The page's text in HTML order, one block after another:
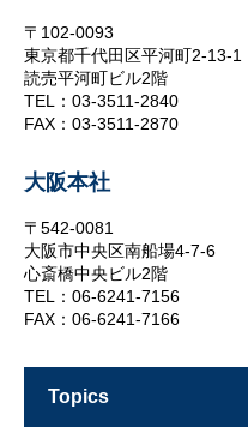
〒102-0093
東京都千代田区平河町2-13-1
読売平河町ビル2階
TEL：03-3511-2840
FAX：03-3511-2870
大阪本社
〒542-0081
大阪市中央区南船場4-7-6
心斎橋中央ビル2階
TEL：06-6241-7156
FAX：06-6241-7166
topics